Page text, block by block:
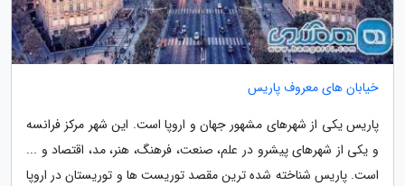
خیابان های معروف پاریس
پاریس یکی از شهرهای مشهور جهان و اروپا است. این شهر مرکز فرانسه
و یکی از شهرهای پیشرو در علم، صنعت، فرهنگ، هنر، مد، اقتصاد و ...
است. پاریس شناخته شده ترین مقصد توریست ها و توریستان در اروپا